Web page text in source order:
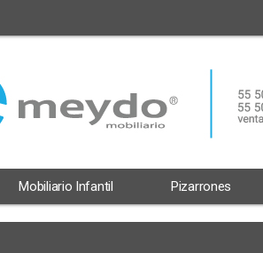
Mobiliario Infantil Pizarrones